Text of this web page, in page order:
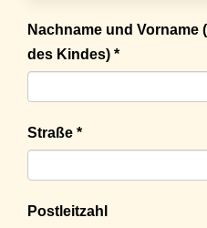
Nachname und
des Kindes) *
Straße *
Postleitzahl